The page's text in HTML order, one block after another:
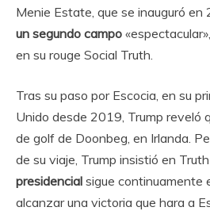
Menie Estate, que se inauguró en
un segundo campo
en su rouge Social Truth.
Tras su paso por Escocia, en su
Unido desde 2019, Trump reveló
de golf de Doonbeg, en Irlanda.
de su viaje, Trump insistió en
presidencial sigue continuamente
alcanzar una victoria que hara a